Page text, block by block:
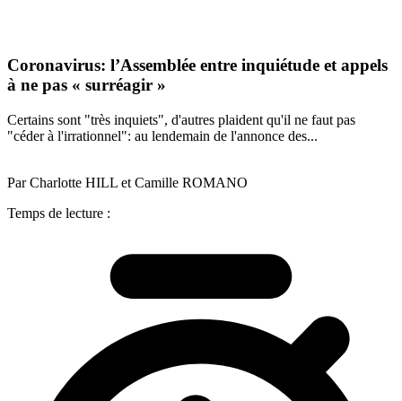
Coronavirus: l’Assemblée entre inquiétude et appels
à ne pas « surréagir »
Certains sont "très inquiets", d'autres plaident qu'il ne faut pas
"céder à l'irrationnel": au lendemain de l'annonce des...
Par Charlotte HILL et Camille ROMANO
Temps de lecture :